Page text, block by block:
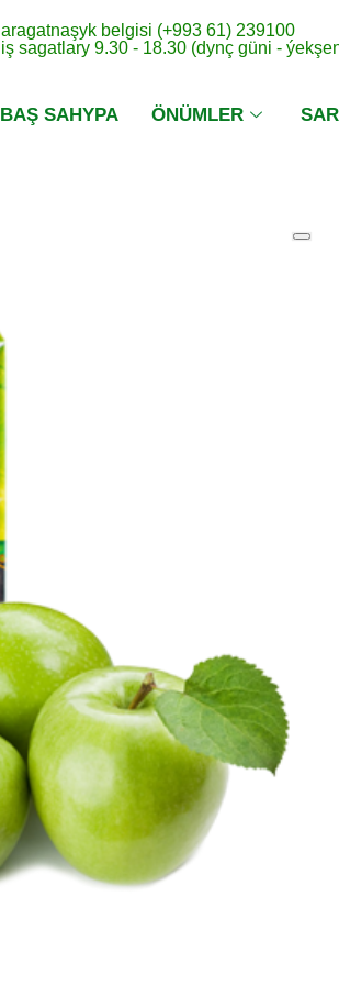
aragatnaşyk belgisi (+993 61) 239100
iş sagatlary 9.30 - 18.30 (dynç güni -
BAŞ SAHYPA ÖNÜMLER